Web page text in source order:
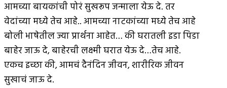
आमच्या बायकांची पोरं सुखरूप जन्माला येऊ दे. तर
वेदांच्या मध्ये तेच आहे.. आमच्या नाटकांच्या मध्ये तेच आहे
बोली भाषेतील ज्या प्रार्थना आहेत… की घरातली इडा पिडा
बाहेर जाऊ दे, बाहेरची लक्ष्मी घरात येऊ दे…तेच आहे.
एकच इच्छा की, आमचं दैनंदिन जीवन, शारीरिक जीवन
सुखाचं जाऊ दे.